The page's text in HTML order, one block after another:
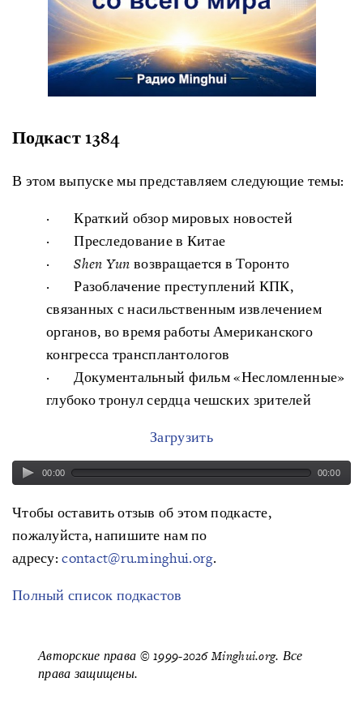
Подкаст 1384
В этом выпуске мы представляем следующие темы:
· Краткий обзор мировых новостей
· Преследование в Китае
·Shen Yun возвращается в Торонто
· Разоблачение преступлений КПК,
связанных с насильственным извлечением
органов, во время работы Американского
конгресса трансплантологов
· Документальный фильм «Несломленные»
глубоко тронул сердца чешских зрителей
Загрузить
00:00 00:00
Чтобы оставить отзыв об этом подкасте,
пожалуйста, напишите нам по
адресу:contact@ru.minghui.org.
Полный список подкастов
Авторские права © 1999-2026 Minghui.org. Все
права защищены.